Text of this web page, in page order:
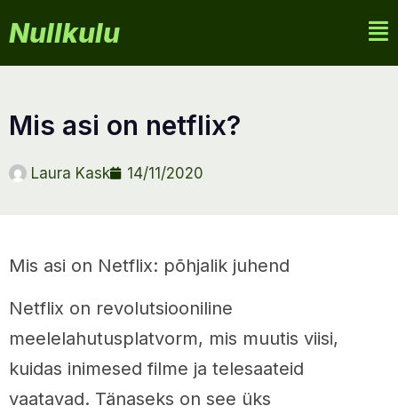
Nullkulu
mis asi on netflix?
Laura Kask 14/11/2020
Mis asi on Netflix: põhjalik juhend
Netflix on revolutsiooniline
meelelahutusplatvorm, mis muutis viisi,
kuidas inimesed filme ja telesaateid
vaatavad. Tänaseks on see üks